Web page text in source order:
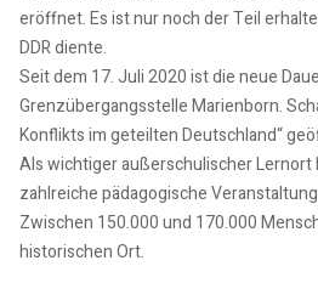
eröffnet. Es ist nur noch der Teil
DDR diente.
Seit dem 17. Juli 2020 ist die neue
Grenzübergangsstelle Marienborn.
Konflikts im geteilten Deutschland“
Als wichtiger außerschulischer
zahlreiche pädagogische
Zwischen 150.000 und 170.000
historischen Ort.